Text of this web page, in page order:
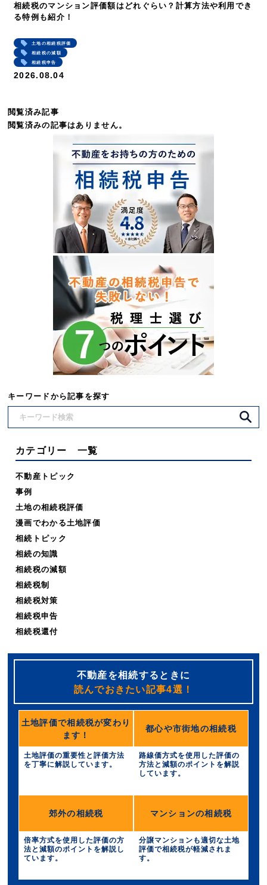
相続税のマンション評価額はどれぐらい？計算方法や利用でき
る特例も紹介！
土地の相続税評価
相続税の減額
相続税申告
2026.08.04
閲覧済み記事
閲覧済みの記事はありません。
キーワードから記事を探す
カテゴリー 一覧
不動産トピック
事例
土地の相続税評価
漫画でわかる土地評価
相続トピック
相続の知識
相続税の減額
相続税制
相続税対策
相続税申告
相続税還付
不動産を相続するときに
読んでおきたい記事4選！
土地評価で相続税が変わり
ます！
土地評価の重要性と評価方法
を丁寧に解説しています。
都心や市街地の相続税
路線価方式を使用した評価の
方法と減額のポイントを解説
しています。
郊外の相続税
倍率方式を使用した評価の方
法と減額のポイントを解説し
ています。
マンションの相続税
分譲マンションも適切な土地
評価で相続税が軽減されま
す。